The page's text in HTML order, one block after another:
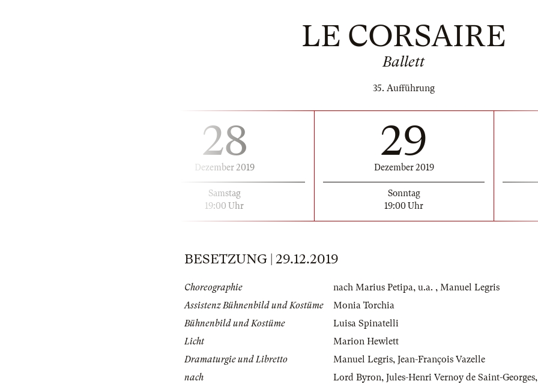
LE CORSAIRE
Ballett
35. Aufführung
28
Dezember 2019
Samstag
19:00 Uhr
29
Dezember 2019
Sonntag
19:00 Uhr
BESETZUNG | 29.12.2019
Choreographie nach Marius Petipa, u.a. , Manuel Legris
Assistenz Bühnenbild und Kostüme
Monia Torchia
Bühnenbild und Kostüme
Luisa Spinatelli
Licht
Marion Hewlett
Dramaturgie und Libretto
Manuel Legris, Jean-François Vazelle
nach
Lord Byron, Jules-Henri Vernoy de Saint-Georges,